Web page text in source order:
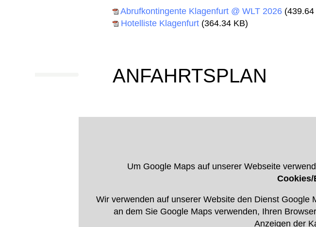
Abrufkontingente Klagenfurt @ WLT 2026 (439.64
Hotelliste Klagenfurt (364.34 KB)
ANFAHRTSPLAN
Um Google Maps auf unserer Webseite
Wir verwenden auf unserer Website den Dienst
an dem Sie Google Maps verwenden, Ihren
Anzeigen der